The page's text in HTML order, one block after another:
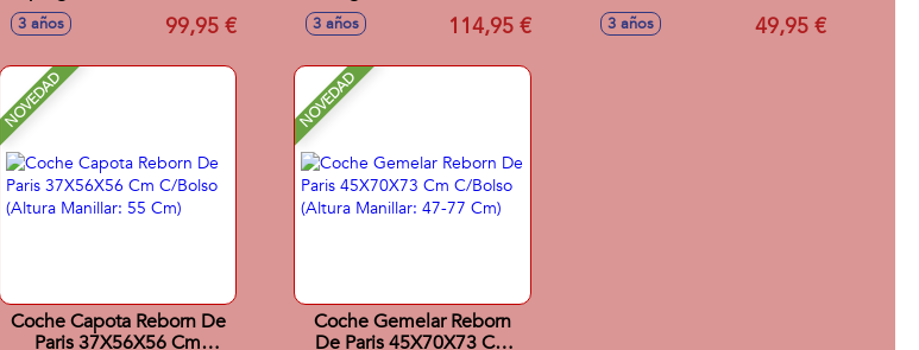
3 años 99,95 €
Sombrilla Y Bolso Para
Muñecas De Hasta 48 Cm.
3 años 114,95 €
Muñecas De Hasta 42 Cm.
3 años 49,95 €
NOVEDAD
Coche Capota Reborn De
Paris 37X56X56 Cm
NOVEDAD
Coche Gemelar Reborn
De Paris 45X70X73 Cm